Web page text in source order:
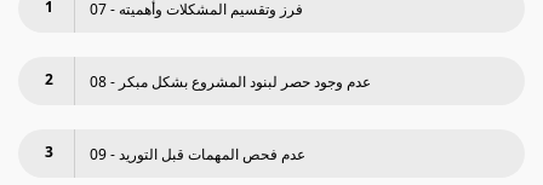
1 07 - فرز وتقسيم المشكلات وأهميته
2 08 - عدم وجود حصر لبنود المشروع بشكل مبكر
3 09 - عدم فحص المھمات قبل التوريد